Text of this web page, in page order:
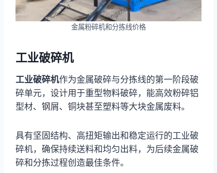
金属粉碎机和分拣线价格
工业破碎机
工业破碎机作为金属破碎与分拣线的第一阶段破
碎单元，设计用于重型物料破碎，能高效粉碎铝
型材、钢屑、铜块甚至塑料等大块金属废料。
具有坚固结构、高扭矩输出和稳定运行的工业破
碎机，确保持续送料和均匀出料，为后续金属破
碎和分拣过程创造最佳条件。